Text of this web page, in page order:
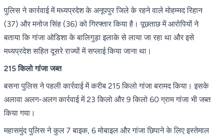
पुलिस ने कार्रवाई में मध्यप्रदेश के अनूपपुर जिले के रहने वाले मोहम्मद रिहान
(37) और मनोज सिंह (36) को गिरफ्तार किया है। पूछताछ में आरोपियों ने
बताया कि गांजा ओडिशा के बालिगुड़ा इलाके से लाया जा रहा था और इसे
मध्यप्रदेश सहित दूसरे राज्यों में सप्लाई किया जाना था।
215 किलो गांजा जब्त
बसना पुलिस ने पहली कार्रवाई में करीब 215 किलो गांजा बरामद किया। इसके
अलावा अलग-अलग कार्रवाई में 23 किलो और 9 किलो 60 ग्राम गांजा भी जब्त
किया गया।
महासमुंद पुलिस ने कुल 7 बाइक, 6 मोबाइल और गांजा छिपाने के लिए इस्तेमाल